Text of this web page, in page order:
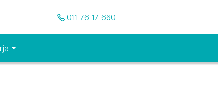
Pozovite nas
011 76 17 660